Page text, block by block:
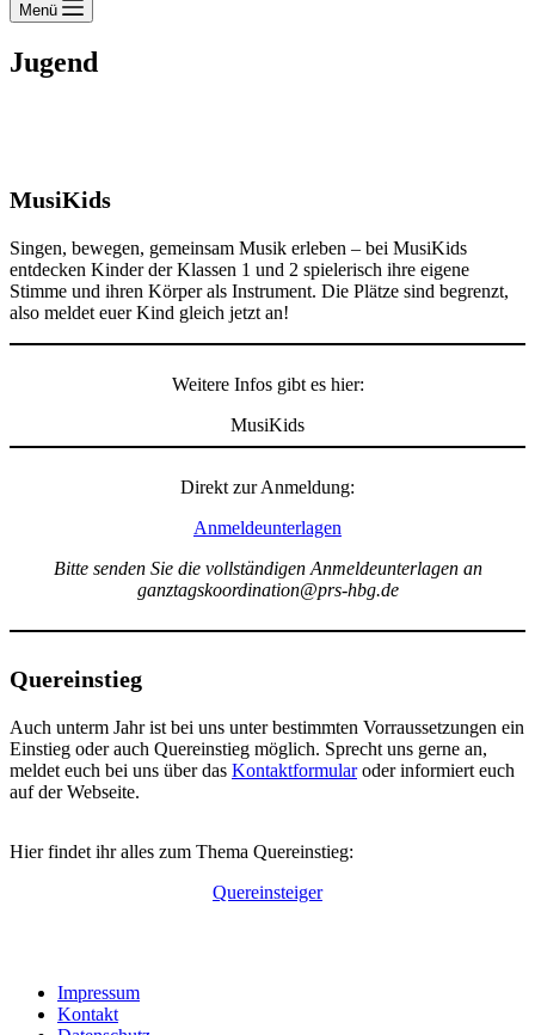
Menü
Jugend
MusiKids
Singen, bewegen, gemeinsam Musik erleben – bei MusiKids
entdecken Kinder der Klassen 1 und 2 spielerisch ihre eigene
Stimme und ihren Körper als Instrument. Die Plätze sind begrenzt,
also meldet euer Kind gleich jetzt an!
Weitere Infos gibt es hier:
MusiKids
Direkt zur Anmeldung:
Anmeldeunterlagen
Bitte senden Sie die vollständigen Anmeldeunterlagen an
ganztagskoordination@prs-hbg.de
Quereinstieg
Auch unterm Jahr ist bei uns unter bestimmten Vorraussetzungen ein
Einstieg oder auch Quereinstieg möglich. Sprecht uns gerne an,
meldet euch bei uns über das Kontaktformularoder informiert euch
auf der Webseite.
Hier findet ihr alles zum Thema Quereinstieg:
Quereinsteiger
Impressum
Kontakt